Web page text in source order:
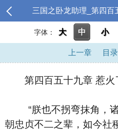
三国之卧龙助理_第四百
字体： 大 中 小
上一章 目录
第四百五十九章 惹火
“朕也不拐弯抹角，诸
朝忠贞不二之辈，如今社